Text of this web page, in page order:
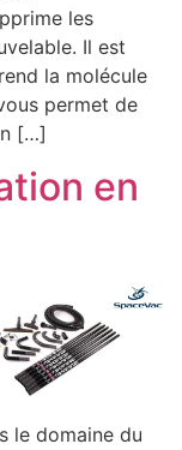
les
Il est
la molécule
permet de
[…]
en
le domaine du